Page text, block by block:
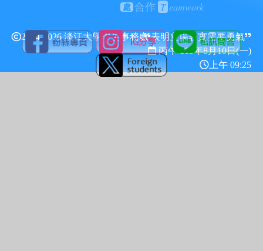
處 合作 T eamwork
2024-2026 淡江大學學生事務處 表明立場著實需要勇氣
丙午 115年8月10日(一)
上午 09:25